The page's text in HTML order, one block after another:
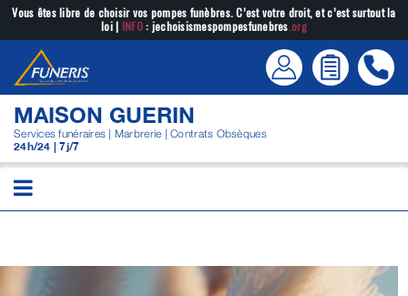
Passer
contenu
Vous êtes libre de choisir vos pompes funèbres. C’est votre droit, et c’est surtout la
loi | INFO: jechoisismespompesfunebres.org
MAISON GUERIN
Services funéraires | Marbrerie | Contrats Obsèques
24h/24 | 7j/7